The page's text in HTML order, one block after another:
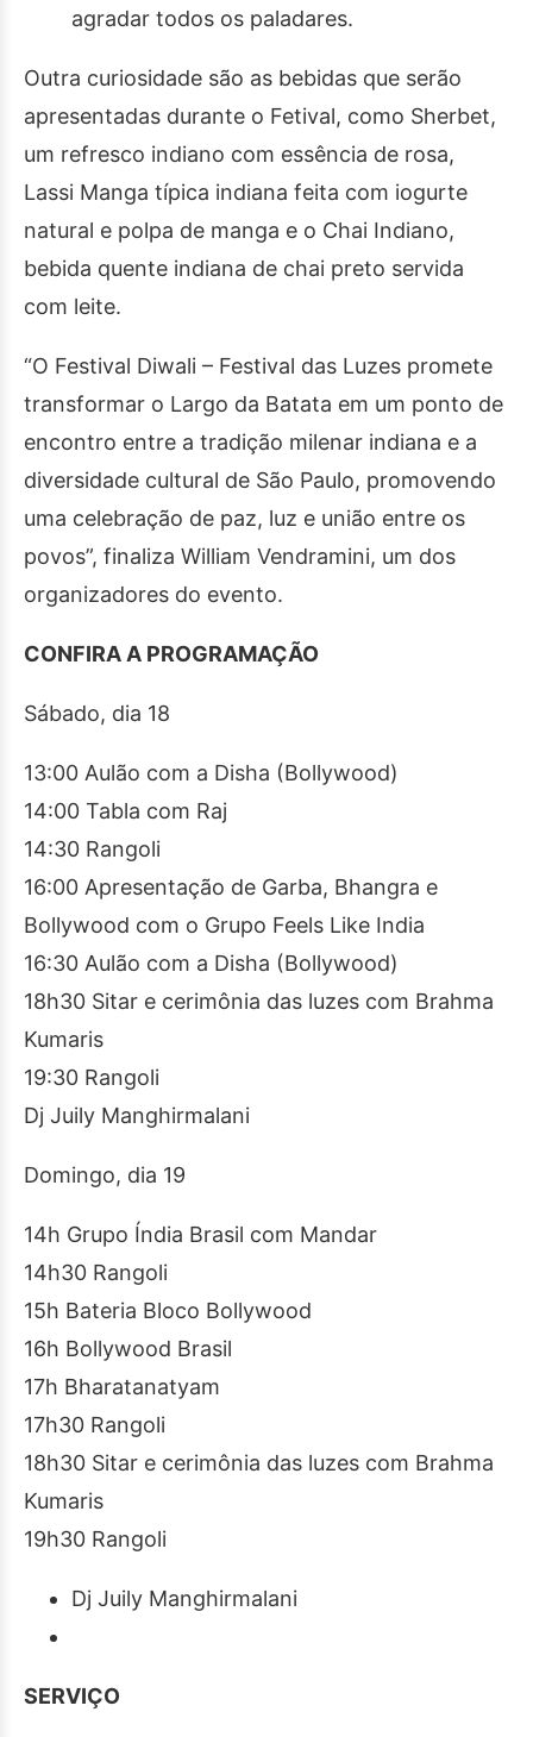
agradar todos os paladares.
Outra curiosidade são as bebidas que serão
apresentadas durante o Fetival, como Sherbet,
um refresco indiano com essência de rosa,
Lassi Manga típica indiana feita com iogurte
natural e polpa de manga e o Chai Indiano,
bebida quente indiana de chai preto servida
com leite.
“O Festival Diwali – Festival das Luzes promete
transformar o Largo da Batata em um ponto de
encontro entre a tradição milenar indiana e a
diversidade cultural de São Paulo, promovendo
uma celebração de paz, luz e união entre os
povos”, finaliza William Vendramini, um dos
organizadores do evento.
CONFIRA A PROGRAMAÇÃO
Sábado, dia 18
13:00 Aulão com a Disha (Bollywood)
14:00 Tabla com Raj
14:30 Rangoli
16:00 Apresentação de Garba, Bhangra e
Bollywood com o Grupo Feels Like India
16:30 Aulão com a Disha (Bollywood)
18h30 Sitar e cerimônia das luzes com Brahma
Kumaris
19:30 Rangoli
Dj Juily Manghirmalani
Domingo, dia 19
14h Grupo Índia Brasil com Mandar
14h30 Rangoli
15h Bateria Bloco Bollywood
16h Bollywood Brasil
17h Bharatanatyam
17h30 Rangoli
18h30 Sitar e cerimônia das luzes com Brahma
Kumaris
19h30 Rangoli
Dj Juily Manghirmalani
SERVIÇO